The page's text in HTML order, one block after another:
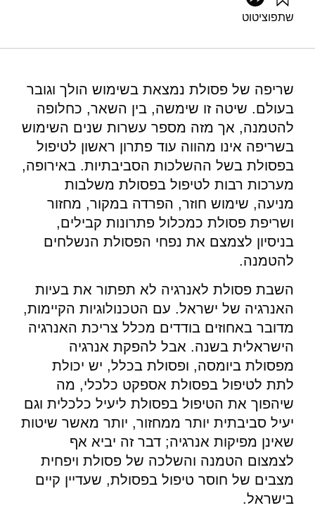
שתפוציטוט
שריפה של פסולת נמצאת בשימוש הולך וגובר
בעולם. שיטה זו שימשה, בין השאר, כחלופה
להטמנה, אך מזה מספר עשרות שנים השימוש
בשריפה אינו מהווה עוד פתרון ראשון לטיפול
בפסולת בשל ההשלכות הסביבתיות. באירופה,
מערכות רבות לטיפול בפסולת משלבות
מניעה, שימוש חוזר, הפרדה במקור, מחזור
ושריפת פסולת כמכלול פתרונות קבילים,
בניסיון לצמצם את נפחי הפסולת הנשלחים
להטמנה.
השבת פסולת לאנרגיה לא תפתור את בעיות
האנרגיה של ישראל. עם הטכנולוגיות הקיימות,
מדובר באחוזים בודדים מכלל צריכת האנרגיה
הישראלית בשנה. אבל להפקת אנרגיה
מפסולת ביומסה, ופסולת בכלל, יש יכולת
לתת לטיפול בפסולת אספקט כלכלי, מה
שיהפוך את הטיפול בפסולת ליעיל כלכלית וגם
יעיל סביבתית יותר ממחזור, יותר מאשר שיטות
שאינן מפיקות אנרגיה; דבר זה יביא אף
לצמצום הטמנה והשלכה של פסולת ויפחית
מצבים של חוסר טיפול בפסולת, שעדיין קיים
בישראל.